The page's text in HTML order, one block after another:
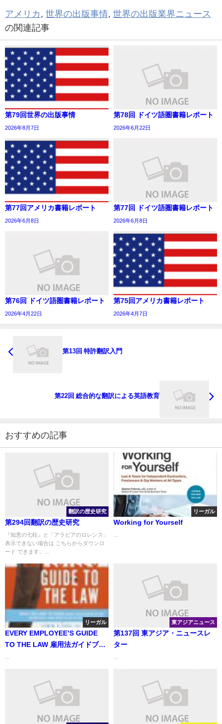
アメリカ 世界の出版事情 世界の出版業界ニュース
の関連記事
第79回世界の出版事情
2026年8月7日
第78回 ドイツ語圏書籍レポート
2026年6月22日
第77回アメリカ書籍レポート
2026年6月8日
第77回 ドイツ語圏書籍レポート
2026年6月8日
第76回 ドイツ語圏書籍レポート
2026年4月22日
第75回アメリカ書籍レポート
2026年4月7日
第13回 特許翻訳入門
第22回 総合的な翻訳による英語教育
おすすめの記事
翻訳の歴史研究
第294回翻訳の歴史研究
『知恵の七柱』と「アラビアのロレンス」
表示できない場合は こちらからダウンロ
ード できます。...
リーガル
Working for Yourself
リーガル
EVERY EMPLOYEE’S GUIDE
TO THE LAW 雇用法ガイドブッ
東アジアニュース
第137回 東アジア・ニュースレ
ター